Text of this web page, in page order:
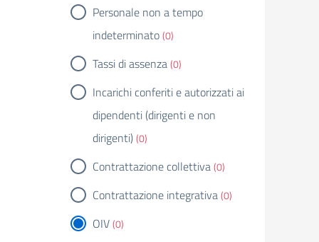
Personale non a tempo
indeterminato(0)
Tassi di assenza(0)
Incarichi conferiti e autorizzati ai
dipendenti (dirigenti e non
dirigenti)(0)
Contrattazione collettiva(0)
Contrattazione integrativa(0)
OIV(0)